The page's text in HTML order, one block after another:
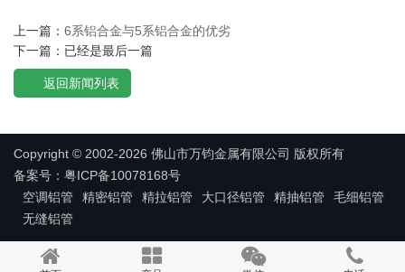
上一篇： 6系铝合金与5系铝合金的优劣
下一篇：已经是最后一篇
返回新闻列表
Copyright © 2002-2026 佛山市万钧金属有限公司 版权所有
备案号：粤ICP备10078168号
空调铝管
精密铝管 精拉铝管 大口径铝管 精抽铝管
毛细铝管
无缝铝管